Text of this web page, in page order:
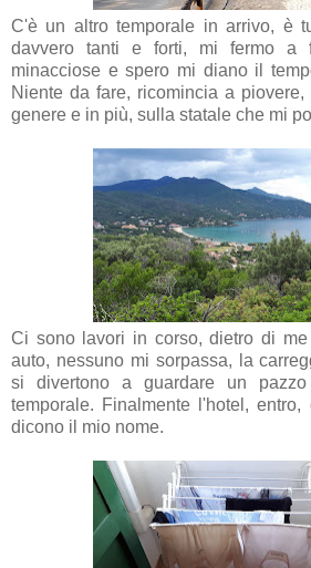
C'è un altro temporale in arrivo, è
davvero tanti e forti, mi fermo a
minacciose e spero mi diano il
Niente da fare, ricomincia a
genere e in più, sulla statale che mi
Ci sono lavori in corso, dietro di
auto, nessuno mi sorpassa, la
si divertono a guardare un
temporale. Finalmente l'hotel,
dicono il mio nome.